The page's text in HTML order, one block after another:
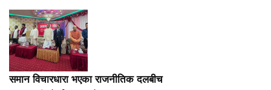
समान विचारधारा भएका राजनीतिक दलबीच